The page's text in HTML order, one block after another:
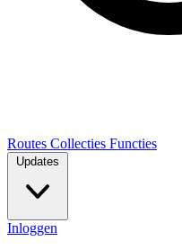
Routes Collecties Functies
Updates
Inloggen